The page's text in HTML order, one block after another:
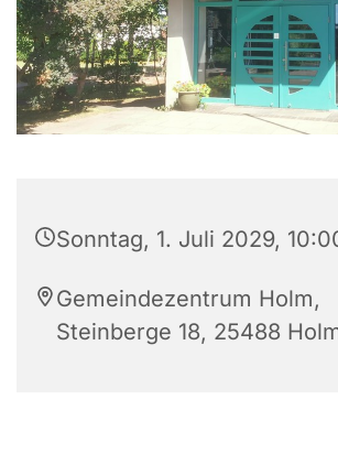
Sonntag, 1. Juli 2029,
Gemeindezentrum Holm,
Steinberge 18, 25488